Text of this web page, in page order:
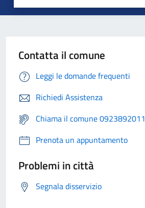
Contatta il comune
Leggi le domande frequenti
Richiedi Assistenza
Chiama il comune 0923892011
Prenota un appuntamento
Problemi in città
Segnala disservizio